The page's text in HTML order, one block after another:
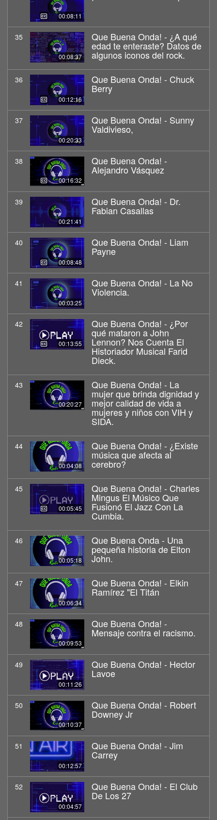
00:08:11
35
00:08:37
Que Buena Onda! - ¿A qué
edad te enteraste? Datos de
algunos iconos del rock.
36
00:12:16
Que Buena Onda! - Chuck
Berry
37
00:20:33
Que Buena Onda! - Sunny
Valdivieso,
38
00:16:32
Que Buena Onda! -
Alejandro Vásquez
39
00:21:41
Que Buena Onda! - Dr.
Fabian Casallas
40
00:08:48
Que Buena Onda! - Liam
Payne
41
00:03:25
Que Buena Onda! - La No
Violencia.
42
00:13:55
Que Buena Onda! - ¿Por
qué mataron a John
Lennon? Nos Cuenta El
Historiador Musical Farid
Dieck.
43
00:20:27
Que Buena Onda! - La
mujer que brinda dignidad y
mejor calidad de vida a
mujeres y niños con VIH y
SIDA.
44
00:04:08
Que Buena Onda! - ¿Existe
música que afecta al
cerebro?
45
00:05:45
Que Buena Onda! - Charles
Mingus El Músico Que
Fusionó El Jazz Con La
Cumbia.
46
00:05:18
Que Buena Onda - Una
pequeña historia de Elton
John.
47
00:06:34
Que Buena Onda! - Elkin
Ramírez "El Titán
48
00:09:53
Que Buena Onda! -
Mensaje contra el racismo.
49
00:11:26
Que Buena Onda! - Hector
Lavoe
50
00:10:37
Que Buena Onda! - Robert
Downey Jr
51
00:12:57
Que Buena Onda! - Jim
Carrey
52
00:04:57
Que Buena Onda! - El Club
De Los 27